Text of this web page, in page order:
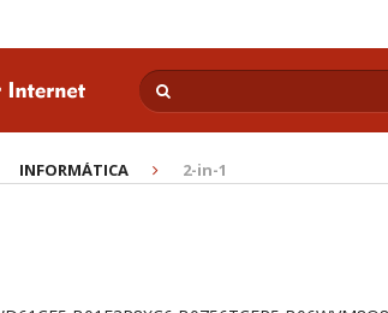
INFORMÁTICA 2-in-1